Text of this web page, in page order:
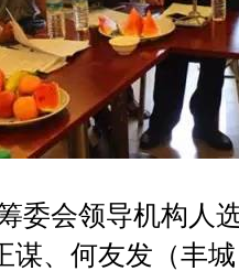
委会领导机构人
谋、何友发（丰